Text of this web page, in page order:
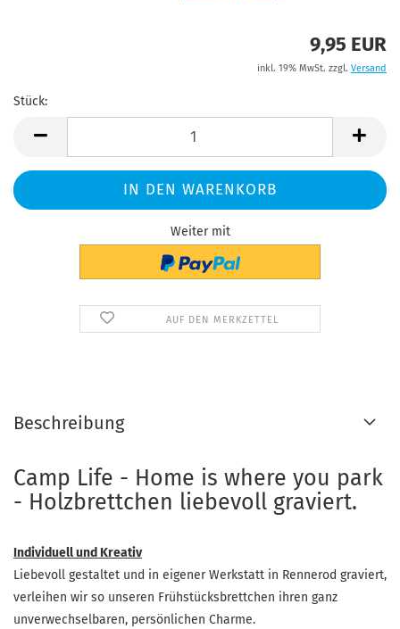
9,95 EUR
inkl. 19% MwSt. zzgl. Versand
Stück:
Weiter mit
AUF DEN MERKZETTEL
Beschreibung
Camp Life - Home is where you park
- Holzbrettchen liebevoll graviert.
Individuell und Kreativ
Liebevoll gestaltet und in eigener Werkstatt in Rennerod graviert,
verleihen wir so unseren Frühstücksbrettchen ihren ganz
unverwechselbaren, persönlichen Charme.